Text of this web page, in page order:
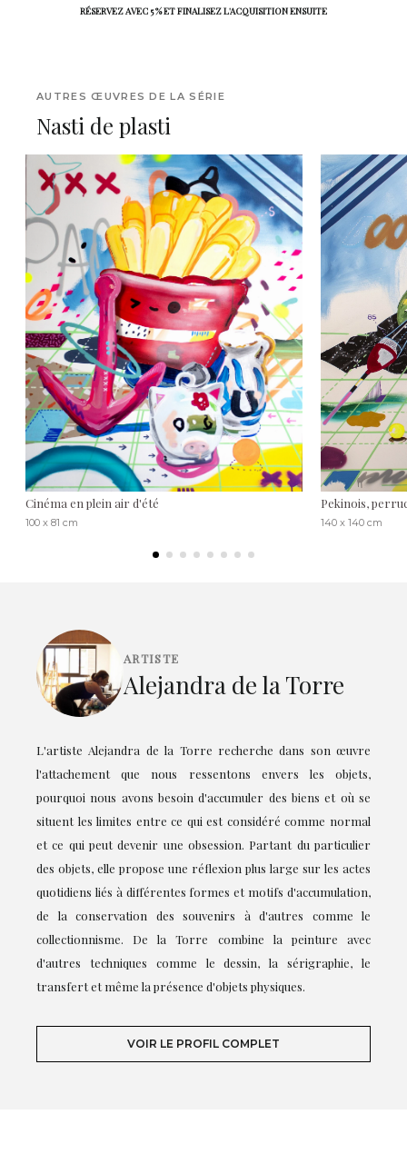
RÉSERVEZ AVEC 5 % ET FINALISEZ L'ACQUISITION ENSUITE
AUTRES ŒUVRES DE LA SÉRIE
Nasti de plasti
Cinéma en plein air d'été
100 x 81 cm
Pekinois,
140 x 140 cm
ARTISTE
Alejandra de la Torre
L'artiste Alejandra de la Torre recherche dans son œuvre
l'attachement que nous ressentons envers les objets,
pourquoi nous avons besoin d'accumuler des biens et où se
situent les limites entre ce qui est considéré comme normal
et ce qui peut devenir une obsession. Partant du particulier
des objets, elle propose une réflexion plus large sur les actes
quotidiens liés à différentes formes et motifs d'accumulation,
de la conservation des souvenirs à d'autres comme le
collectionnisme. De la Torre combine la peinture avec
d'autres techniques comme le dessin, la sérigraphie, le
transfert et même la présence d'objets physiques.
VOIR LE PROFIL COMPLET